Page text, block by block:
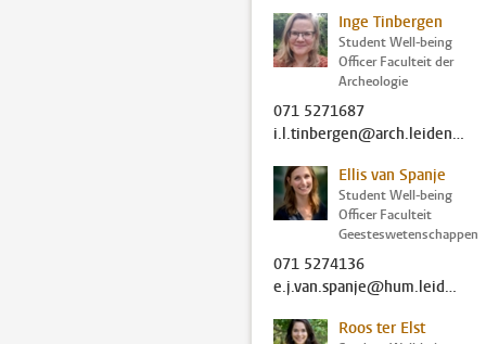
Inge Tinbergen
Student Well-being
Officer Faculteit der
Archeologie
071 5271687
i.l.tinbergen@arch.leidenuniv.nl
Ellis van Spanje
Student Well-being
Officer Faculteit
Geesteswetenschappen
071 5274136
e.j.van.spanje@hum.leidenuniv.nl
Roos ter Elst